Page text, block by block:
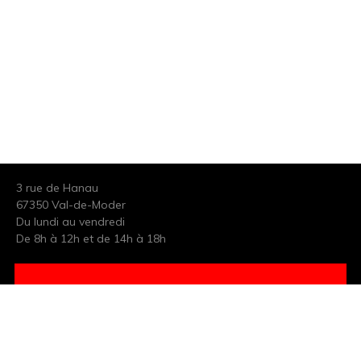
3 rue de Hanau
67350 Val-de-Moder
Du lundi au vendredi
De 8h à 12h et de 14h à 18h